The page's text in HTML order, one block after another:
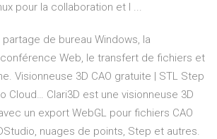
pour la collaboration et l ...
partage de bureau Windows, la
Web, le transfert de fichiers et
Visionneuse 3D CAO gratuite | STL Step
Cloud… Clari3D est une visionneuse 3D
un export WebGL pour fichiers CAO
nuages de points, Step et autres.